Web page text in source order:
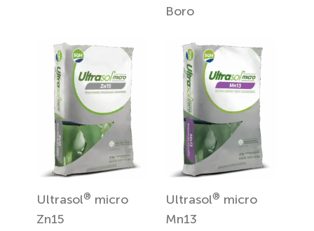
Boro
Ultrasol® micro
Zn15
Ultrasol® micro
Mn13